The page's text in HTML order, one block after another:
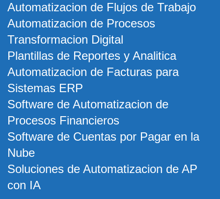
Automatizacion de Flujos de Trabajo
Automatizacion de Procesos
Transformacion Digital
Plantillas de Reportes y Analitica
Automatizacion de Facturas para
Sistemas ERP
Software de Automatizacion de
Procesos Financieros
Software de Cuentas por Pagar en la
Nube
Soluciones de Automatizacion de AP
con IA